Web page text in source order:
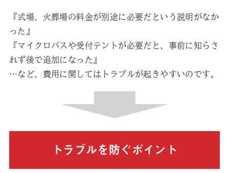
『式場、火葬場の料金が別途に必要だという説明がなか
った』
『マイクロバスや受付テントが必要だと、事前に知らさ
れず後で追加になった』
…など、費用に関してはトラブルが起きやすいのです。
トラブルを防ぐポイント